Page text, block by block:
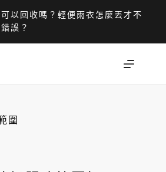
以回收嗎？輕便雨衣怎麼丟才不
誤？
圍